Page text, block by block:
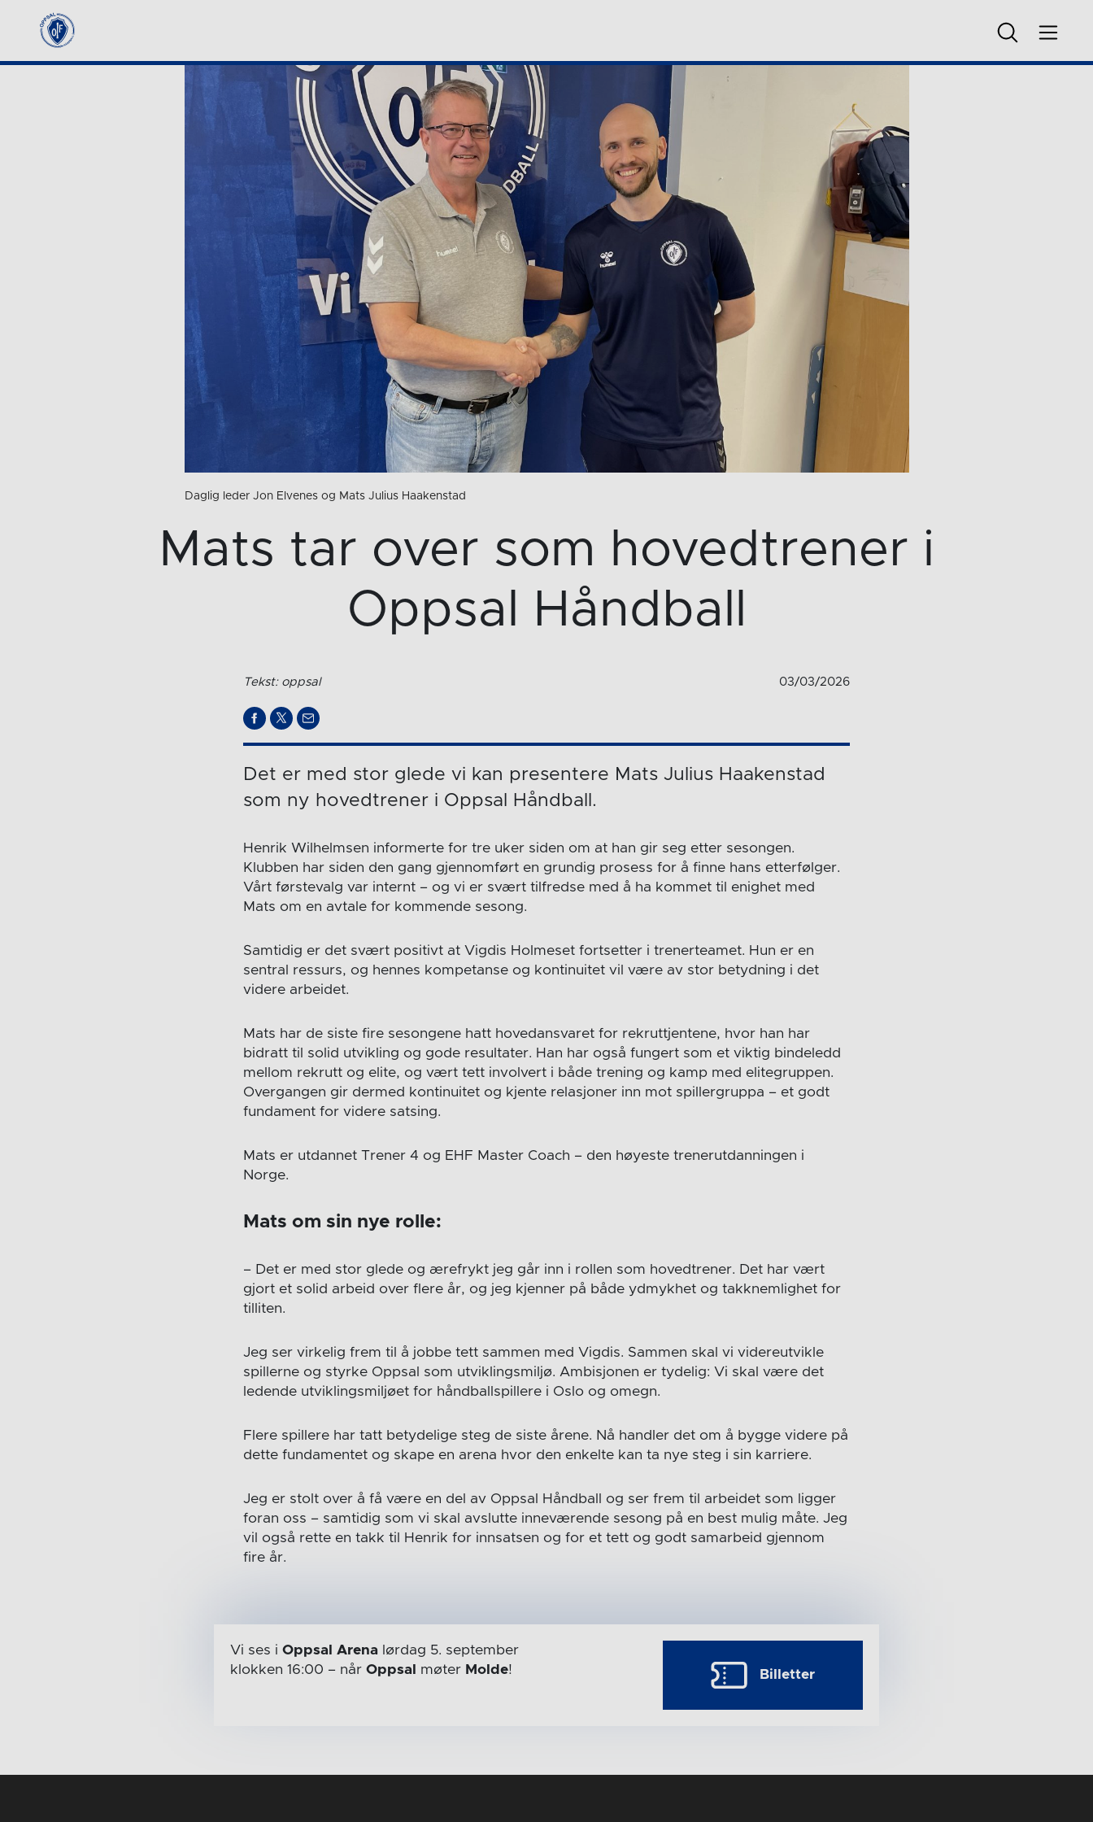
Daglig leder Jon Elvenes og Mats Julius Haakenstad
Mats tar over som hovedtrener i
Oppsal Håndball
Tekst: oppsal 03/03/2026
Det er med stor glede vi kan presentere Mats Julius Haakenstad
som ny hovedtrener i Oppsal Håndball.
Henrik Wilhelmsen informerte for tre uker siden om at han gir seg etter sesongen.
Klubben har siden den gang gjennomført en grundig prosess for å finne hans etterfølger.
Vårt førstevalg var internt – og vi er svært tilfredse med å ha kommet til enighet med
Mats om en avtale for kommende sesong.
Samtidig er det svært positivt at Vigdis Holmeset fortsetter i trenerteamet. Hun er en
sentral ressurs, og hennes kompetanse og kontinuitet vil være av stor betydning i det
videre arbeidet.
Mats har de siste fire sesongene hatt hovedansvaret for rekruttjentene, hvor han har
bidratt til solid utvikling og gode resultater. Han har også fungert som et viktig bindeledd
mellom rekrutt og elite, og vært tett involvert i både trening og kamp med elitegruppen.
Overgangen gir dermed kontinuitet og kjente relasjoner inn mot spillergruppa – et godt
fundament for videre satsing.
Mats er utdannet Trener 4 og EHF Master Coach – den høyeste trenerutdanningen i
Norge.
Mats om sin nye rolle:
– Det er med stor glede og ærefrykt jeg går inn i rollen som hovedtrener. Det har vært
gjort et solid arbeid over flere år, og jeg kjenner på både ydmykhet og takknemlighet for
tilliten.
Jeg ser virkelig frem til å jobbe tett sammen med Vigdis. Sammen skal vi videreutvikle
spillerne og styrke Oppsal som utviklingsmiljø. Ambisjonen er tydelig: Vi skal være det
ledende utviklingsmiljøet for håndballspillere i Oslo og omegn.
Flere spillere har tatt betydelige steg de siste årene. Nå handler det om å bygge videre på
dette fundamentet og skape en arena hvor den enkelte kan ta nye steg i sin karriere.
Jeg er stolt over å få være en del av Oppsal Håndball og ser frem til arbeidet som ligger
foran oss – samtidig som vi skal avslutte inneværende sesong på en best mulig måte. Jeg
vil også rette en takk til Henrik for innsatsen og for et tett og godt samarbeid gjennom
fire år.
Vi ses i Oppsal Arenalørdag 5. september
klokken 16:00 – når Oppsal møter Molde! Billetter